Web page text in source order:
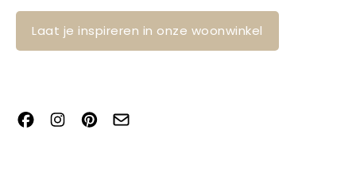
Laat je inspireren in onze woonwinkel